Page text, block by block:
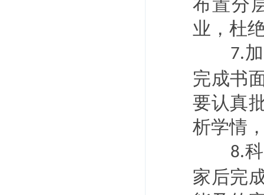
布置分
业，杜
7.
完成书
要认真
析学情
8.
家后完